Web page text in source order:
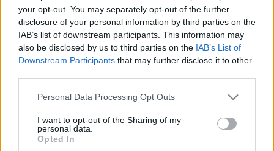
your opt-out. You may separately opt-out of the further
disclosure of your personal information by third parties on the
IAB’s list of downstream participants. This information may
also be disclosed by us to third parties on the IAB’s List of
Downstream Participants that may further disclose it to other
Please note that this website/app uses one or more Google
not limited to your visit or usage behaviour. You may click to
grant or deny consent to Google and its third-party tags to
use your data for below specified purposes in below Google
Personal Data Processing Opt Outs
I want to opt-out of the Sharing of my
personal data.
Opted In
Megérkezett a rég várt eső a Duna vízgyűjtőjére, a folyó
magyarországi szakaszán azonban továbbra is csak pár
centiméteres vízszintváltozások jellemzőek.
Országos hírek
Kecskeméten is szakirányú
továbbképzésekkel erősít a Gál Ferenc
Egyetem
Országos hírek